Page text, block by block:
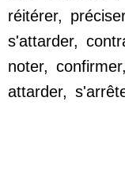
réitérer, préciser
s'attarder,
noter, confirmer,
attarder,